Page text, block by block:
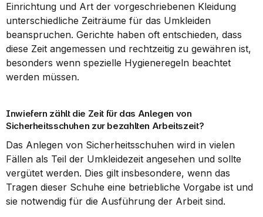
Einrichtung und Art der vorgeschriebenen Kleidung
unterschiedliche Zeiträume für das Umkleiden
beanspruchen. Gerichte haben oft entschieden, dass
diese Zeit angemessen und rechtzeitig zu gewähren ist,
besonders wenn spezielle Hygieneregeln beachtet
werden müssen.
Inwiefern zählt die Zeit für das Anlegen von
Sicherheitsschuhen zur bezahlten Arbeitszeit?
Das Anlegen von Sicherheitsschuhen wird in vielen
Fällen als Teil der Umkleidezeit angesehen und sollte
vergütet werden. Dies gilt insbesondere, wenn das
Tragen dieser Schuhe eine betriebliche Vorgabe ist und
sie notwendig für die Ausführung der Arbeit sind.